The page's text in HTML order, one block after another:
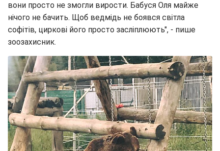
вони просто не змогли вирости. Бабуся Оля майже
нічого не бачить. Щоб ведмідь не боявся світла
софітів, циркові його просто засліплюють", - пише
зоозахисник.